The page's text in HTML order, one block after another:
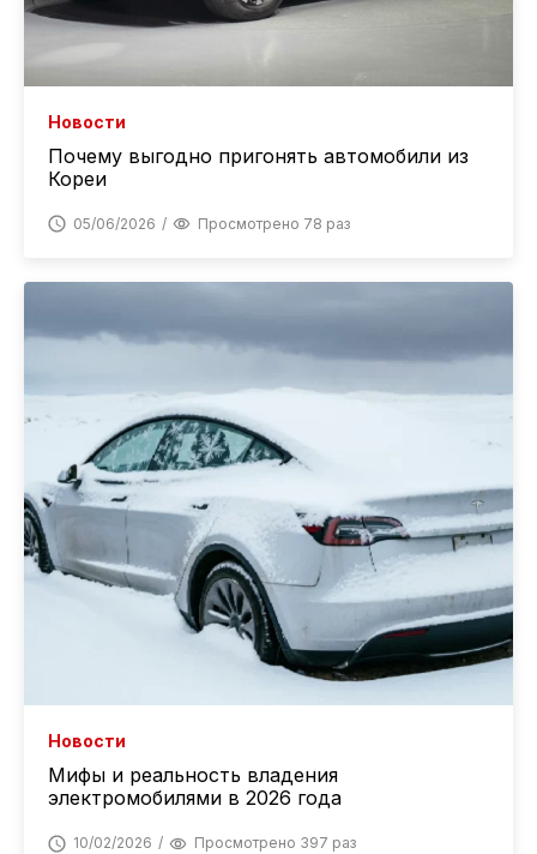
Новости
Почему выгодно пригонять автомобили из
Кореи
05/06/2026 Просмотрено 78 раз
Новости
Мифы и реальность владения
электромобилями в 2026 года
10/02/2026 Просмотрено 397 раз